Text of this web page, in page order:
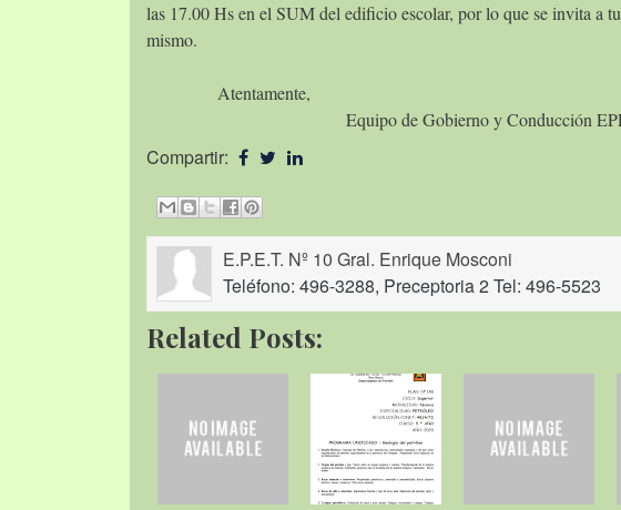
las 17.00 Hs en el SUM del edificio escolar, por lo que se invita a
mismo.
Atentamente,
Equipo de Gobierno y Conducción EPET
Compartir:
E.P.E.T. Nº 10 Gral. Enrique Mosconi
Teléfono: 496-3288, Preceptoria 2 Tel: 496-5523
Related Posts: